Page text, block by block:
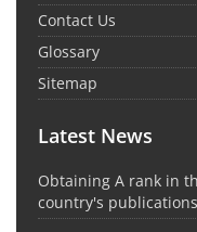
Contact Us
Glossary
Sitemap
Latest News
Obtaining A rank in
country's